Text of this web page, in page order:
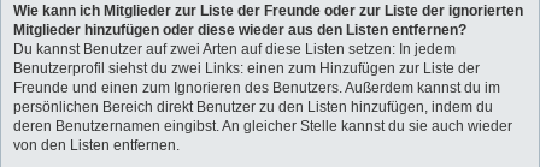
Wie kann ich Mitglieder zur Liste der Freunde oder zur Liste der ignorierten
Mitglieder hinzufügen oder diese wieder aus den Listen entfernen?
Du kannst Benutzer auf zwei Arten auf diese Listen setzen: In jedem
Benutzerprofil siehst du zwei Links: einen zum Hinzufügen zur Liste der
Freunde und einen zum Ignorieren des Benutzers. Außerdem kannst du im
persönlichen Bereich direkt Benutzer zu den Listen hinzufügen, indem du
deren Benutzernamen eingibst. An gleicher Stelle kannst du sie auch wieder
von den Listen entfernen.